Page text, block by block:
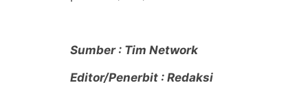
Sumber : Tim Network
Editor/Penerbit : Redaksi